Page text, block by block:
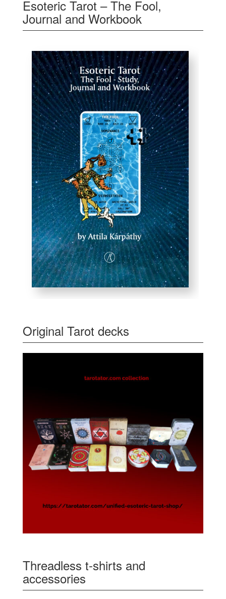
Esoteric Tarot – The Fool,
Journal and Workbook
Original Tarot decks
Threadless t-shirts and
accessories